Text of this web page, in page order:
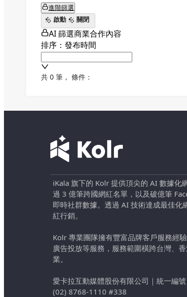
進階篩選
啟動
關閉
AI 篩選商業合作內容
排序：發布時間
共 0 筆 ， 條件：
iKala 旗下的 Kolr 提供頂尖的 AI 數據化
過 3 億筆跨國網紅名單，以及破億筆
即時社群數據。透過 AI 技術達成最佳
紅行銷。
Kolr 專業團隊擁有豐富品牌客戶服務經
廣告投放等服務，服務範圍橫跨台灣、
業。
愛卡拉互動媒體股份有限公司 ｜ 統一編
(02) 8768-1110 #338